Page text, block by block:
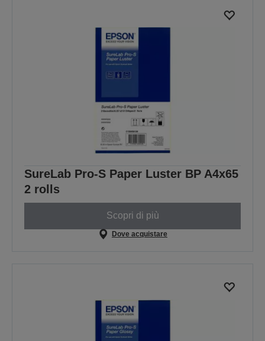
SureLab Pro-S Paper Luster BP A4x65
2 rolls
Scopri di più
Dove acquistare